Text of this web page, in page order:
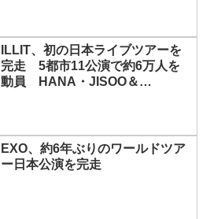
ILLIT、初の日本ライブツアーを
完走 5都市11公演で約6万人を
動員 HANA・JISOO＆
EXO、約6年ぶりのワールドツア
ー日本公演を完走